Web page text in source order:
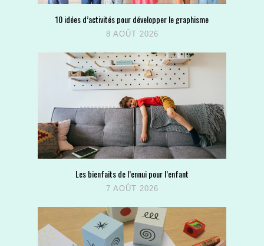
10 idées d’activités pour développer le graphisme
8 AOÛT 2026
Les bienfaits de l’ennui pour l’enfant
7 AOÛT 2026